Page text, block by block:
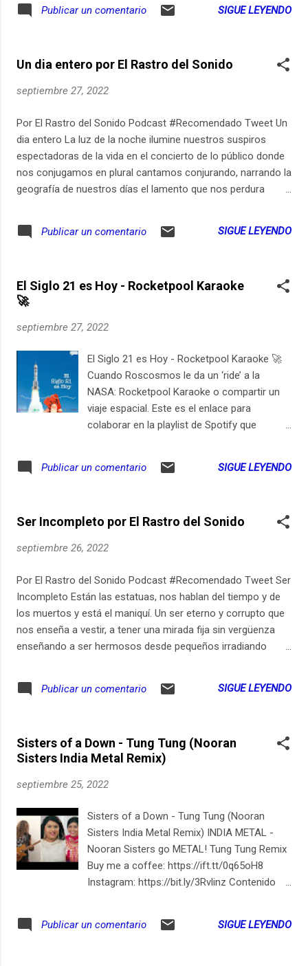
Publicar un comentario SIGUE LEYENDO
Un dia entero por El Rastro del Sonido
septiembre 27, 2022
Por El Rastro del Sonido Podcast #Recomendado Tweet Un
dia entero La luz de la noche ilumine nuestros suspiros
espectadoras de la vida en el concierto de lo público donde
nos conjugamos en plural cantamos conjurando, narrando la
geografía de nuestros días el lamento que nos perdura
que somos sombras aunque somos hoy en presente
cerremos la noche saludemos al día cantemos que sea una
noche larga un día con todas sus horas
Publicar un comentario SIGUE LEYENDO
El Siglo 21 es Hoy - Rocketpool Karaoke
🚀
septiembre 27, 2022
El Siglo 21 es Hoy - Rocketpool Karaoke 🚀
Cuando Roscosmos le da un ‘ride’ a la
NASA: Rocketpool Karaoke o compartir un
viaje espacial. Este es el enlace para
colaborar en la playlist de Spotify que
Soyuz MS-22 es el vuelo tripulado Nº 150 de
tres miembros de la tripulación de la
Frank Rubio, de la NASA. La Expedición 67
tiene a 5 cosmonautas Roscosmos, rusos,
4 astronautas NASA, de los Estados Unidos
y una italiana de la ESA, Samantha
Cristoforetti, quien es la comandante. Es la
primera vez que se hace como un
"carpool" pero en cohetes. Frank es
de helicóptero Blackhawk, estuvo pilotando...
Publicar un comentario SIGUE LEYENDO
Ser Incompleto por El Rastro del Sonido
septiembre 26, 2022
Por El Rastro del Sonido Podcast #Recomendado Tweet Ser
Incompleto Están las estatuas, nos hablan del tiempo y de
los muertos y está el maniquí. Un ser eterno y corrupto que
nos enseña a vestir, a tener una mirada fija sin vergüenza
enseñando a ser hermosos desde pequeños irradiando
sacros y sangrientos los únicos maniquíes barbados son
dónde miran esos ojos? qué pensarán del corte de pelo
cada quince días? de tener que trabajar cada día quizá amen
las formas básicas del ser desnudo y metafórico del ser
Publicar un comentario SIGUE LEYENDO
Sisters of a Down - Tung Tung (Nooran
Sisters India Metal Remix)
septiembre 25, 2022
Sisters of a Down - Tung Tung (Nooran
Sisters India Metal Remix) INDIA METAL -
Nooran Sisters go METAL! Tung Tung Remix
Buy me a coffee: https://ift.tt/0q65oH8
Instagram: https://bit.ly/3Rvlinz Contenido
Publicar un comentario SIGUE LEYENDO